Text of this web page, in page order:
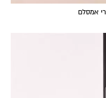
אמסלם